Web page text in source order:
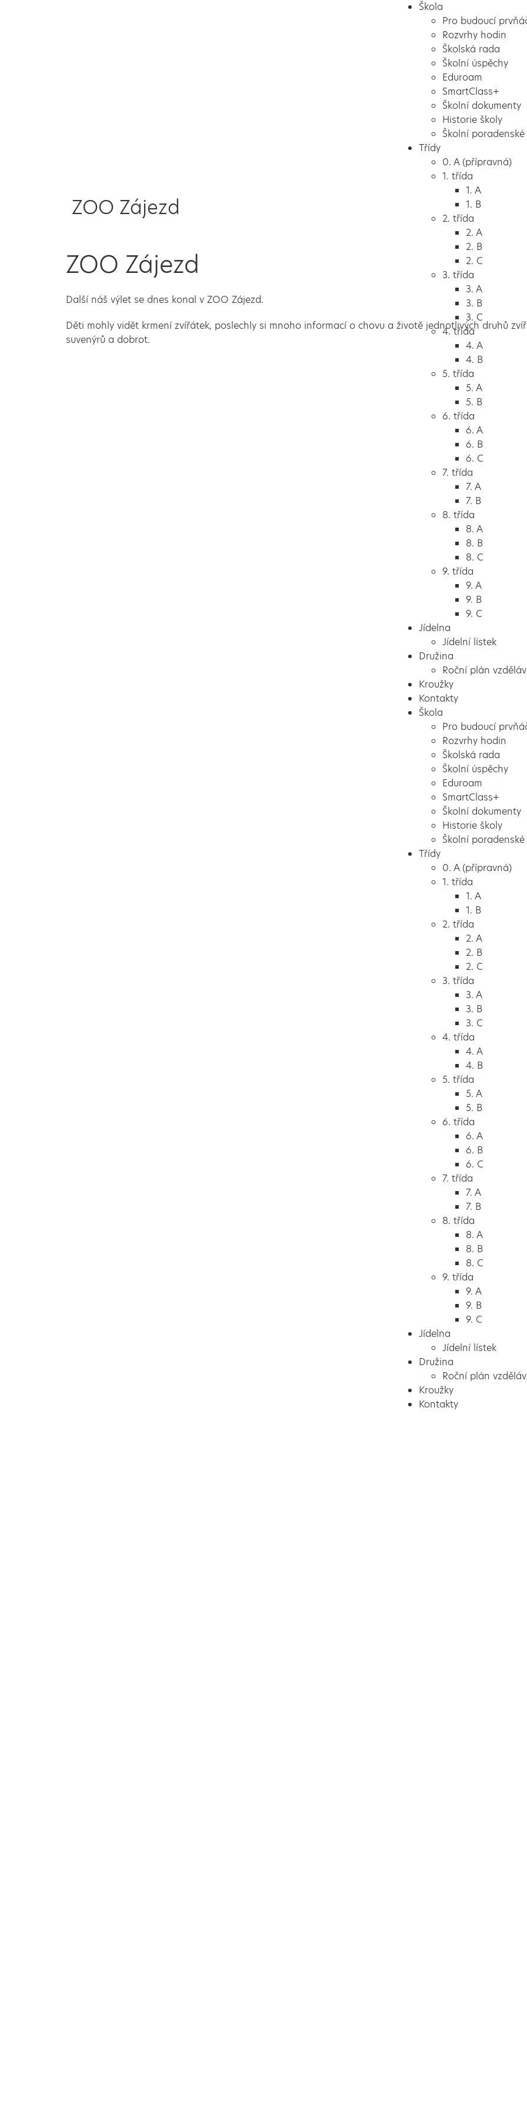
Škola
Pro budoucí
Rozvrhy hodin
Školská rada
Školní úspěchy
Eduroam
SmartClass+
Školní dokumenty
Historie školy
Školní
Třídy
0. A (přípravná)
1. třída
1. A
1. B
2. třída
2. A
2. B
2. C
3. třída
3. A
3. B
3. C
4. třída
4. A
4. B
5. třída
5. A
5. B
6. třída
6. A
6. B
6. C
7. třída
7. A
7. B
8. třída
8. A
8. B
8. C
9. třída
9. A
9. B
9. C
Jídelna
Jídelní lístek
Družina
Roční plán
Kroužky
Kontakty
Škola
Pro budoucí
Rozvrhy hodin
Školská rada
Školní úspěchy
Eduroam
SmartClass+
Školní dokumenty
Historie školy
Školní
Třídy
0. A (přípravná)
1. třída
1. A
1. B
2. třída
2. A
2. B
2. C
3. třída
3. A
3. B
3. C
4. třída
4. A
4. B
5. třída
5. A
5. B
6. třída
6. A
6. B
6. C
7. třída
7. A
7. B
8. třída
8. A
8. B
8. C
9. třída
9. A
9. B
9. C
Jídelna
Jídelní lístek
Družina
Roční plán
Kroužky
Kontakty
ZOO Zájezd
ZOO Zájezd
Další náš výlet se dnes konal v ZOO Zájezd.
Děti mohly vidět krmení zvířátek, poslechly si mnoho informací o chovu a životě jednotlivých druhů
suvenýrů a dobrot.